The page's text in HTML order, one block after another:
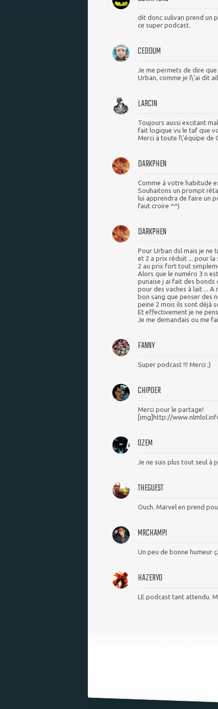
dit donc sulivan prend un
ce super podcast.
CEDDUM
Je me permets de dire
Urban, comme je l\'ai dit
LARC1N
Toujours aussi excitant
fait logique vu le taf que
Merci à toute l\'équipe de
DARKPHEN
Comme à votre habitude
Souhaitons un prompt
lui apprendra de faire un
faut croire ^^)
DARKPHEN
Pour Urban dsl mais je ne
et 2 a prix réduit ... pour la
2 au prix fort tout
Alors que le numéro 3 n
punaise j ai fait des bonds
pour des vaches à lait ... A
bon sang que penser des
peine 2 mois ils sont déjà
Et effectivement je ne
Je me demandais ou me
FANNY
Super podcast !!! Merci ;)
CHIPOER
Merci pour le partage!
[img]http://
OZEM
Je ne suis plus tout seul
THEGUEST
Ouch. Marvel en prend
MRCHAMPI
Un peu de bonne humeur
HAZERYO
LE podcast tant attendu.